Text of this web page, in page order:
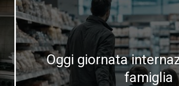
Oggi giornata
famiglia